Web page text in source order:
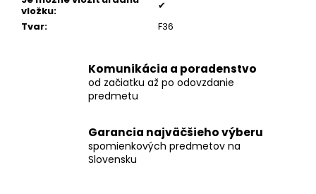
vložku:
✔
Tvar: F36
Komunikácia a poradenstvo
od začiatku až po odovzdanie
predmetu
Garancia najväčšieho výberu
spomienkových predmetov na
Slovensku